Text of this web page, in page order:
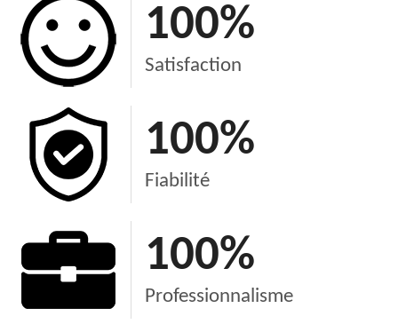
100%
Satisfaction
100%
Fiabilité
100%
Professionnalisme